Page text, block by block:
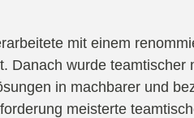
mit einem
Danach wurde teamtischer
in machbarer und
meisterte